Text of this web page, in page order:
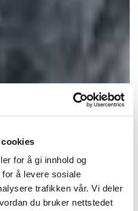
for å gi innhold og
å levere sosiale
trafikken vår. Vi deler
du bruker nettstedet